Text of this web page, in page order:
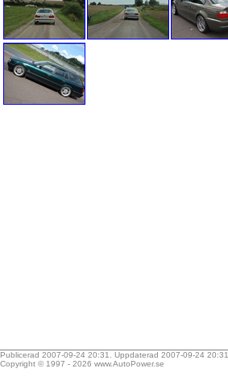
Publicerad 2007-09-24 20:31. Uppdaterad 2007-09-24 20:31.
Copyright © 1997 - 2026 www.AutoPower.se